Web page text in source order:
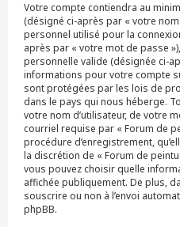
Votre compte contiendra au
(désigné ci-après par « votre
personnel utilisé pour la
après par « votre mot de passe
personnelle valide (désignée ci-
informations pour votre compte
sont protégées par les lois de
dans le pays qui nous héberge.
votre nom d’utilisateur, de votre
courriel requise par « Forum de
procédure d’enregistrement,
la discrétion de « Forum de
vous pouvez choisir quelle
affichée publiquement. De plus,
souscrire ou non à l’envoi
phpBB.